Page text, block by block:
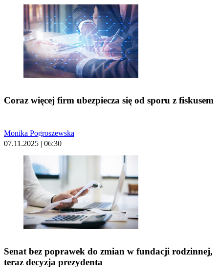
Coraz więcej firm ubezpiecza się od sporu z fiskusem
Monika Pogroszewska
07.11.2025 | 06:30
Senat bez poprawek do zmian w fundacji rodzinnej,
teraz decyzja prezydenta